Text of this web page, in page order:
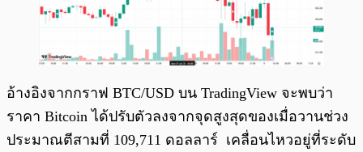
อ้างอิงจากกราฟ BTC/USD บน TradingView จะพบว่า
ราคา Bitcoin ได้ปรับตัวลงจากจุดสูงสุดของเมื่อวานช่วง
ประมาณตีสามที่ 109,711 ดอลลาร์ เคลื่อนไหวอยู่ที่ระดับ